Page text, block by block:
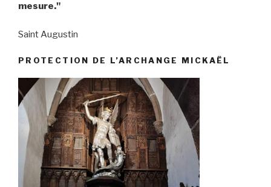
mesure."
Saint Augustin
PROTECTION DE L’ARCHANGE MICKAËL